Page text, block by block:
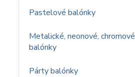
Pastelové balónky
Metalické, neonové, chromové
balónky
Párty balónky